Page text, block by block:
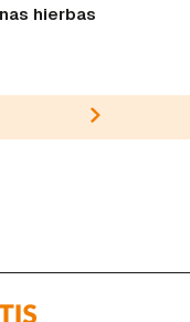
hierbas